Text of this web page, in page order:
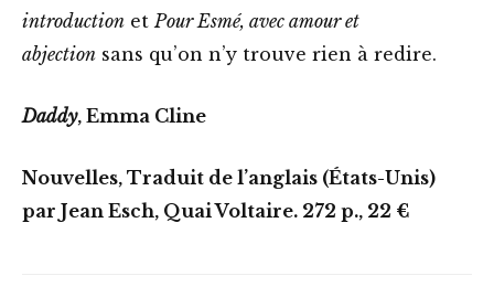
introduction et Pour Esmé, avec amour et
abjection sans qu’on n’y trouve rien à redire.
Daddy, Emma Cline
Nouvelles, Traduit de l’anglais (États-Unis)
par Jean Esch, Quai Voltaire. 272 p., 22 €